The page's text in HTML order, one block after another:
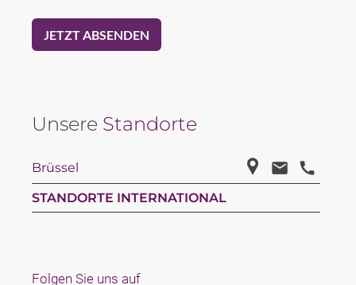
Unsere Standorte
Brüssel
STANDORTE INTERNATIONAL
Folgen Sie uns auf